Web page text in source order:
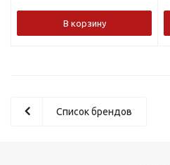
В корзину
Список брендов